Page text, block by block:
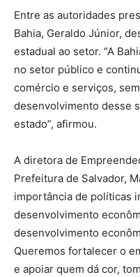
Entre as autoridades
Bahia, Geraldo Júnior,
estadual ao setor. “A
no setor público e
comércio e serviços,
desenvolvimento desse
estado”, afirmou.
A diretora de
Prefeitura de Salvador,
importância de políticas
desenvolvimento
desenvolvimento
Queremos fortalecer o
e apoiar quem dá cor,